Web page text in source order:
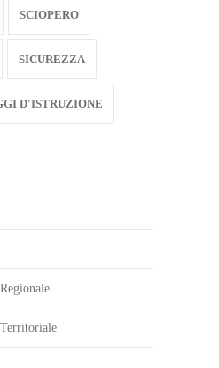
SCIOPERO
SICUREZZA
D'ISTRUZIONE